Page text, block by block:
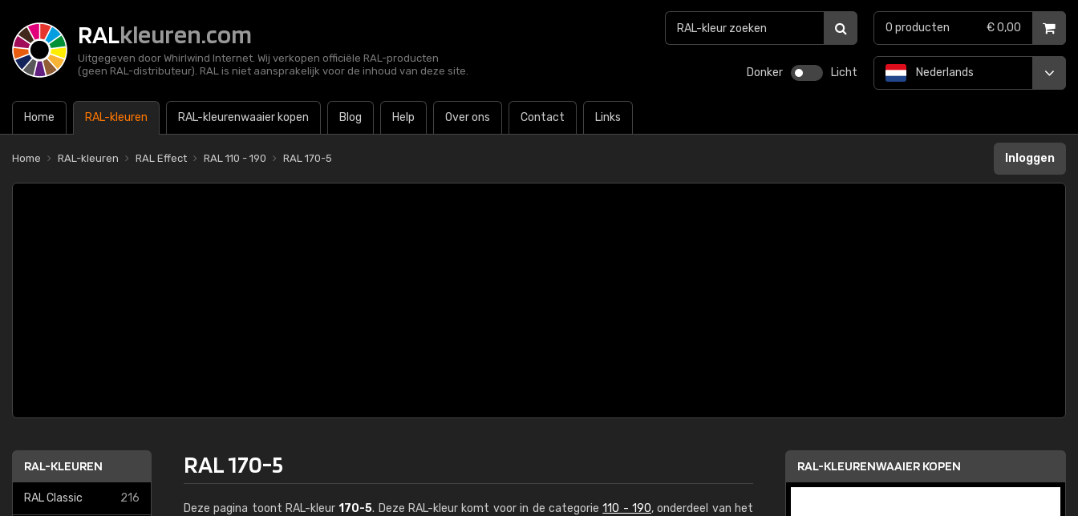
RALkleuren.com
Uitgegeven door Whirlwind Internet. Wij verkopen officiële RAL-producten
(geen RAL-distributeur). RAL is niet aansprakelijk voor de inhoud van deze site.
Donker Licht
Home RAL-kleuren RAL-kleurenwaaier kopen Blog Help Over ons Contact Links
Nederlands
0 producten € 0,00
Home RAL-kleuren RAL Effect RAL 110 - 190 RAL 170-5 Inloggen
RAL-KLEUREN
RAL Classic 216
RAL 170-5
Deze pagina toont RAL-kleur170-5. Deze RAL-kleur komt voor in de categorie110 - 190, onderdeel van het
RAL-KLEURENWAAIER KOPEN